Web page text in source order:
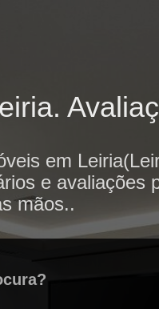
em
e avaliações
mãos..